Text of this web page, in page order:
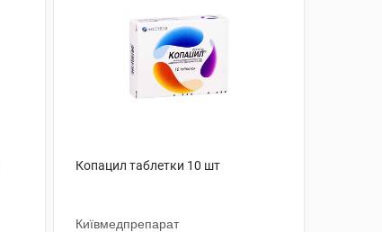
Копацил таблетки 10 шт
Київмедпрепарат